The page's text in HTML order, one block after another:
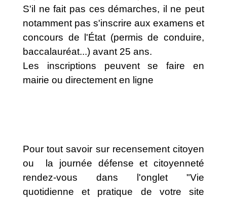
S'il ne fait pas ces démarches, il ne peut
notamment pas s'inscrire aux examens et
concours de l'État (permis de conduire,
baccalauréat...) avant 25 ans.
Les inscriptions peuvent se faire en
mairie ou directement en ligne
Pour tout savoir sur recensement citoyen
ou la journée défense et citoyenneté
rendez-vous dans l'onglet "Vie
quotidienne et pratique de votre site